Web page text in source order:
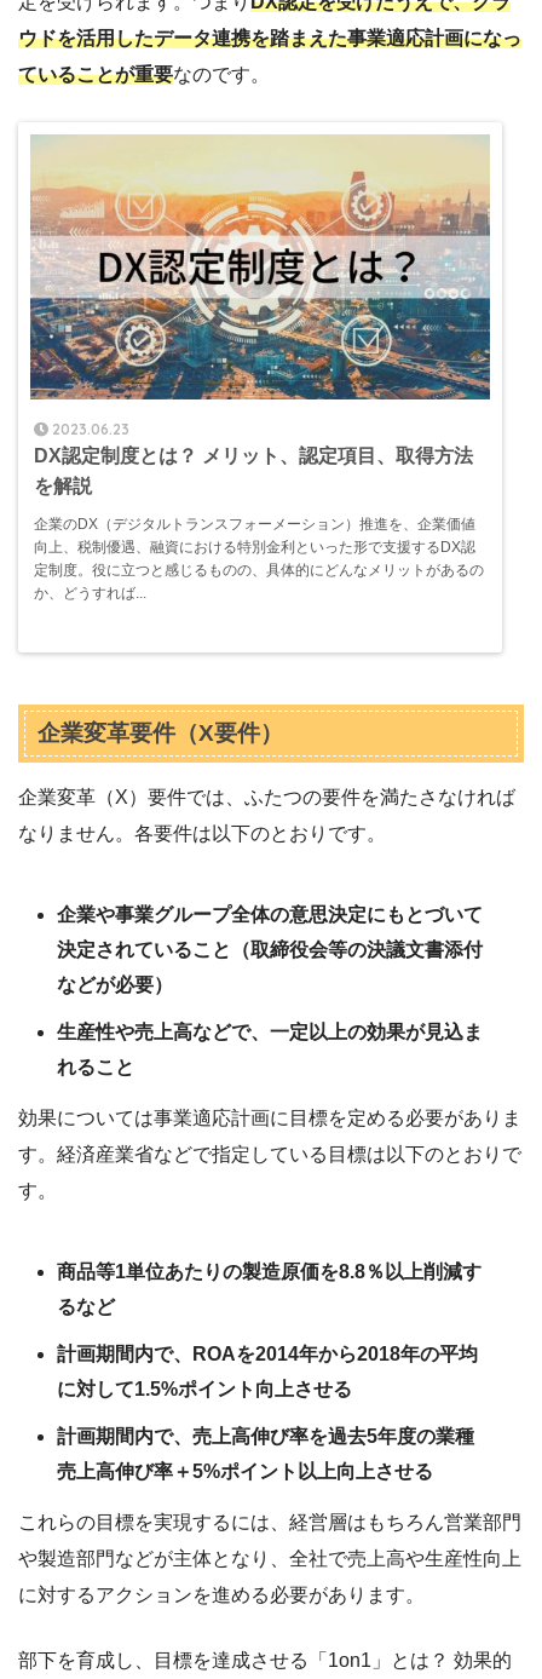
ウドを活用したデータ連携を踏まえた事業適応計画になっ
ていることが重要なのです。
2023.06.23
DX認定制度とは？ メリット、認定項目、取得方法
を解説
企業のDX（デジタルトランスフォーメーション）推進を、企業価値
向上、税制優遇、融資における特別金利といった形で支援するDX認
定制度。役に立つと感じるものの、具体的にどんなメリットがあるの
か、どうすれば...
企業変革要件（X要件）
企業変革（X）要件では、ふたつの要件を満たさなければ
なりません。各要件は以下のとおりです。
企業や事業グループ全体の意思決定にもとづいて
決定されていること（取締役会等の決議文書添付
などが必要）
生産性や売上高などで、一定以上の効果が見込ま
れること
効果については事業適応計画に目標を定める必要がありま
す。経済産業省などで指定している目標は以下のとおりで
す。
商品等1単位あたりの製造原価を8.8％以上削減す
るなど
計画期間内で、ROAを2014年から2018年の平均
に対して1.5%ポイント向上させる
計画期間内で、売上高伸び率を過去5年度の業種
売上高伸び率＋5%ポイント以上向上させる
これらの目標を実現するには、経営層はもちろん営業部門
や製造部門などが主体となり、全社で売上高や生産性向上
に対するアクションを進める必要があります。
部下を育成し、目標を達成させる「1on1」とは？ 効果的